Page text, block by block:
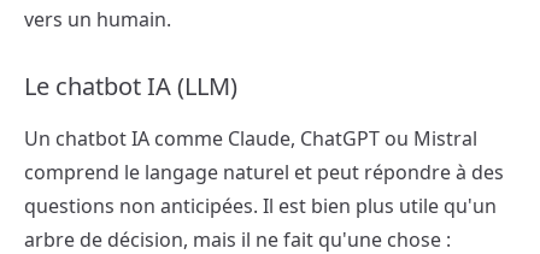
vers un humain.
Le chatbot IA (LLM)
Un chatbot IA comme Claude, ChatGPT ou Mistral
comprend le langage naturel et peut répondre à des
questions non anticipées. Il est bien plus utile qu'un
arbre de décision, mais il ne fait qu'une chose :